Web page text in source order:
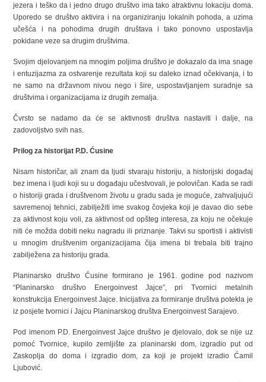
jezera i teško da i jedno drugo društvo ima tako atraktivnu lokaciju doma.
Uporedo se društvo aktivira i na organiziranju lokalnih pohoda, a uzima
učešća i na pohodima drugih društava i tako ponovno uspostavlja
pokidane veze sa drugim društvima.
Svojim djelovanjem na mnogim poljima društvo je dokazalo da ima snage
i entuzijazma za ostvarenje rezultata koji su daleko iznad očekivanja, i to
ne samo na državnom nivou nego i šire, uspostavljanjem suradnje sa
društvima i organizacijama iz drugih zemalja.
Čvrsto se nadamo da će se aktivnosti društva nastaviti i dalje, na
zadovoljstvo svih nas.
Prilog za historijat P.D. Ćusine
Nisam historičar, ali znam da ljudi stvaraju historiju, a historijski događaj
bez imena i ljudi koji su u događaju učestvovali, je polovičan. Kada se radi
o historiji grada i društvenom životu u gradu sada je moguće, zahvaljujući
savremenoj tehnici, zabilježiti ime svakog čovjeka koji je davao dio sebe
za aktivnost koju voli, za aktivnost od opšteg interesa, za koju ne očekuje
niti će možda dobiti neku nagradu ili priznanje. Takvi su sportisti i aktivisti
u mnogim društvenim organizacijama čija imena bi trebala biti trajno
zabilježena za historiju grada.
Planinarsko društvo Ćusine formirano je 1961. godine pod nazivom
“Planinarsko društvo Energoinvest Jajce”, pri Tvornici metalnih
konstrukcija Energoinvest Jajce. Inicijativa za formiranje društva potekla je
iz posjete tvornici i Jajcu Planinarskog društva Energoinvest Sarajevo.
Pod imenom P.D. Energoinvest Jajce društvo je djelovalo, dok se nije uz
pomoć Tvornice, kupilo zemljište za planinarski dom, izgradio put od
Zaskoplja do doma i izgradio dom, za koji je projekt izradio Ćamil
Ljubović.